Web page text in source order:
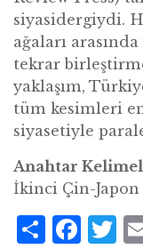
siyasidergiydi.
ağaları
tekrar
yaklaşım,
tüm kesimleri
siyasetiyle
Anahtar
İkinci Çin-Japon
Share